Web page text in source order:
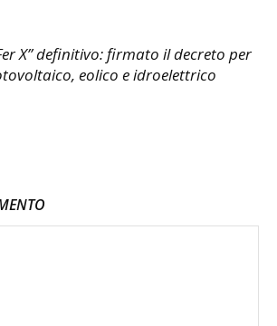
X” definitivo: firmato il decreto per
eolico e idroelettrico